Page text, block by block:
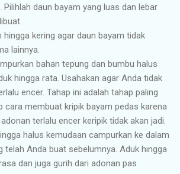
Pilihlah daun bayam yang luas dan lebar
hingga kering agar daun bayam tidak
lainnya.
bahan tepung dan bumbu halus
hingga rata. Usahakan agar Anda tidak
encer. Tahap ini adalah tahap paling
cara membuat kripik bayam pedas karena
terlalu encer keripik tidak akan jadi.
halus kemudaan campurkan ke dalam
telah Anda buat sebelumnya. Aduk hingga
dan juga gurih dari adonan pas